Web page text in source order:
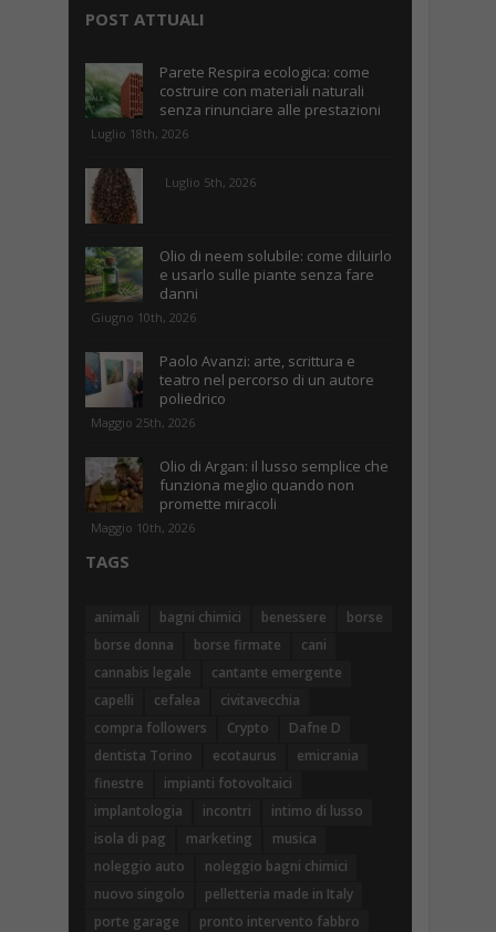
POST ATTUALI
Parete Respira ecologica: come
costruire con materiali naturali
senza rinunciare alle prestazioni
Luglio 18th, 2026
Luglio 5th, 2026
Olio di neem solubile: come diluirlo
e usarlo sulle piante senza fare
danni
Giugno 10th, 2026
Paolo Avanzi: arte, scrittura e
teatro nel percorso di un autore
poliedrico
Maggio 25th, 2026
Olio di Argan: il lusso semplice che
funziona meglio quando non
promette miracoli
Maggio 10th, 2026
TAGS
animali bagni chimici benessere
borse
borse donna
borse firmate
cani
cannabis legale
cantante emergente
capelli
cefalea
civitavecchia
compra followers
Crypto
Dafne D
dentista Torino
ecotaurus
emicrania
finestre
impianti fotovoltaici
implantologia
incontri
intimo di lusso
isola di pag
marketing
musica
noleggio auto
noleggio bagni chimici
nuovo singolo
pelletteria made in Italy
porte garage
pronto intervento fabbro